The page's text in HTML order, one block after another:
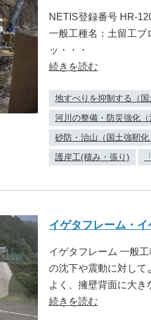
NETIS登録番号 HR-
一般工種名：土留工
ッ・・・
続きを読む
地すべりを抑制する（国
河川の整備・防災強化（
砂防・治山（国土強靭化
護岸工(積み・張り)
イゲタフレーム・イ
イゲタフレーム 一般
の沈下や震動に対して
よく、擁壁背面に大き
続きを読む